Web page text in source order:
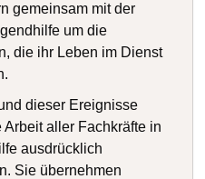
gemeinsam mit der
um die
die ihr Leben im Dienst
dieser Ereignisse
aller Fachkräfte in
ausdrücklich
Sie übernehmen